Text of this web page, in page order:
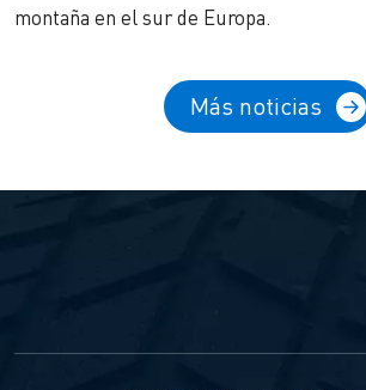
montaña en el sur de Europa.
Más noticias